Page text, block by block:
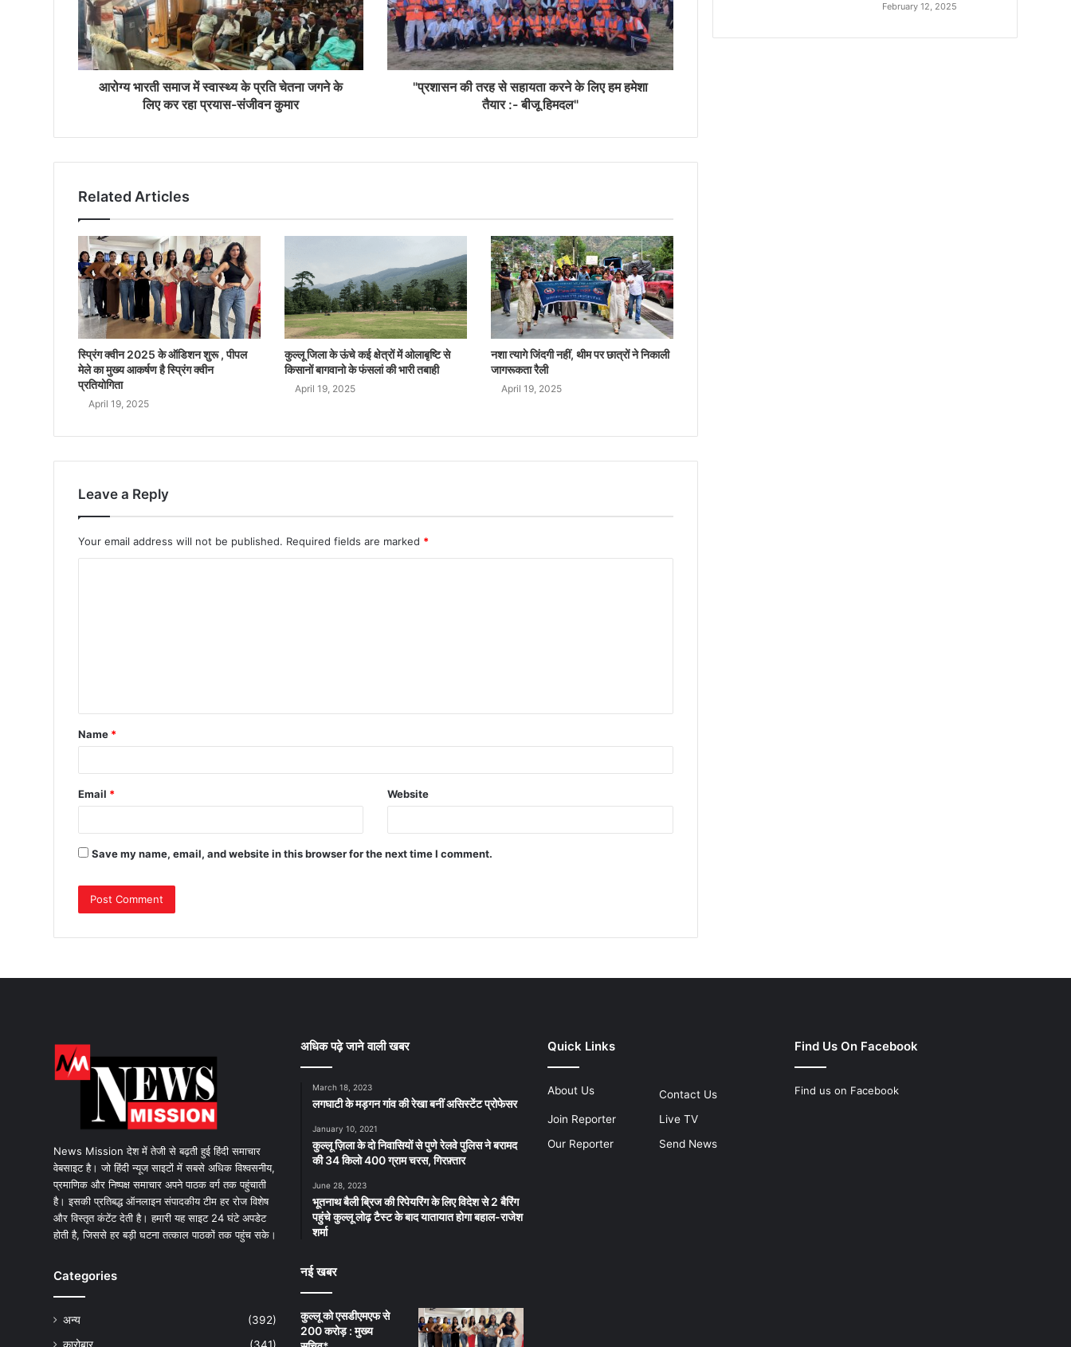
आरोग्य भारती समाज में स्वास्थ्य के प्रति चेतना जगने के
लिए कर रहा प्रयास-संजीवन कुमार
"प्रशासन की तरह से सहायता करने के लिए हम हमेशा
तैयार :- बीजू हिमदल"
Related Articles
स्प्रिंग क्वीन 2025 के ऑडिशन शुरू , पीपल
मेले का मुख्य आकर्षण है स्प्रिंग क्वीन
प्रतियोगिता
April 19, 2025
कुल्लू जिला के ऊंचे कई क्षेत्रों में ओलाबृष्टि से
किसानों बागवानो के फंसलां की भारी तबाही
April 19, 2025
नशा त्यागे जिंदगी नहीं, थीम पर छात्रों ने निकाली
जागरूकता रैली
April 19, 2025
Leave a Reply
Your email address will not be published. Required fields are marked *
Name *
Email * Website
Save my name, email, and website in this browser for the next time I comment.
February 12, 2025
News Mission देश में तेजी से बढ़ती हुई हिंदी समाचार
वेबसाइट है। जो हिंदी न्यूज साइटों में सबसे अधिक विश्वसनीय,
प्रमाणिक और निष्पक्ष समाचार अपने पाठक वर्ग तक पहुंचाती
है। इसकी प्रतिबद्ध ऑनलाइन संपादकीय टीम हर रोज विशेष
और विस्तृत कंटेंट देती है। हमारी यह साइट 24 घंटे अपडेट
होती है, जिससे हर बड़ी घटना तत्काल पाठकों तक पहुंच सके।
Categories
अन्य
(392)
अधिक पढ़े जाने वाली खबर
March 18, 2023
लगघाटी के मड़गन गांव की रेखा बनीं असिस्टेंट प्रोफेसर
January 10, 2021
कुल्लू ज़िला के दो निवासियों से पुणे रेलवे पुलिस ने बरामद
की 34 किलो 400 ग्राम चरस, गिरफ़्तार
June 28, 2023
भूतनाथ बैली ब्रिज की रिपेयरिंग के लिए विदेश से 2 बैरिंग
पहुंचे कुल्लू लोढ़ टैस्ट के बाद यातायात होगा बहाल-राजेश
शर्मा
नई खबर
कुल्लू को एसडीएमएफ से
200 करोड़ : मुख्य
Quick Links
About Us
Contact Us
Join Reporter
Live TV
Our Reporter
Send News
Find Us On Facebook
Find us on Facebook